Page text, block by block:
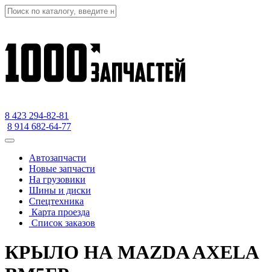
8 423 294-82-81
8 914 682-64-77
Автозапчасти
Новые запчасти
На грузовики
Шины и диски
Спецтехника
Карта проезда
Список заказов
КРЫЛО НА MAZDA AXELA